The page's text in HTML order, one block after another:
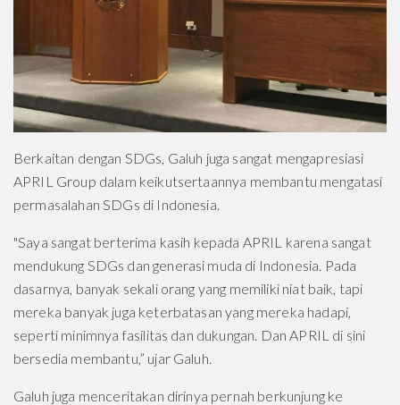
Berkaitan dengan SDGs, Galuh juga sangat mengapresiasi
APRIL Group dalam keikutsertaannya membantu mengatasi
permasalahan SDGs di Indonesia.
"Saya sangat berterima kasih kepada APRIL karena sangat
mendukung SDGs dan generasi muda di Indonesia. Pada
dasarnya, banyak sekali orang yang memiliki niat baik, tapi
mereka banyak juga keterbatasan yang mereka hadapi,
seperti minimnya fasilitas dan dukungan. Dan APRIL di sini
bersedia membantu,” ujar Galuh.
Galuh juga menceritakan dirinya pernah berkunjung ke